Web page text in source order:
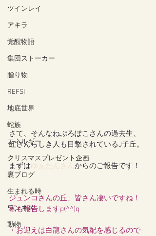
ツインレイ
アキラ
覚醒物語
集団ストーカー
贈り物
REFSI
地底世界
蛇族
エネルギー
クリスマスプレゼント企画
裏ブログ
生まれる時
ワンネス
動物
さて、そんなねぷろぽこさんの過去生、
紅さんらしき人も目撃されているJ子丘。
まずはゆぁたんさんからのご報告です！
ジュンコさんの丘、皆さん凄いですね！
私も報告しますp(^^)q
・お迎えは白龍さんの気配を感じるので